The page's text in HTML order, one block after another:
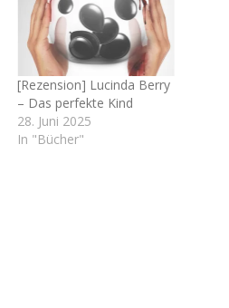
[Rezension] Lucinda Berry
– Das perfekte Kind
28. Juni 2025
In "Bücher"